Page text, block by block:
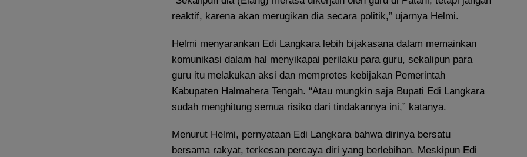
reaktif, karena akan merugikan dia secara politik,” ujarnya Helmi.
Helmi menyarankan Edi Langkara lebih bijakasana dalam memainkan
komunikasi dalam hal menyikapai perilaku para guru, sekalipun para
guru itu melakukan aksi dan memprotes kebijakan Pemerintah
Kabupaten Halmahera Tengah. “Atau mungkin saja Bupati Edi Langkara
sudah menghitung semua risiko dari tindakannya ini,” katanya.
Menurut Helmi, pernyataan Edi Langkara bahwa dirinya bersatu
bersama rakyat, terkesan percaya diri yang berlebihan. Meskipun Edi